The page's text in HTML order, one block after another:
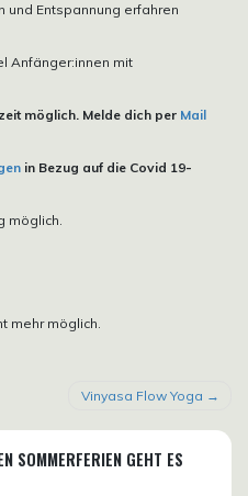
und Entspannung erfahren
Anfänger:innen mit
möglich. Melde dich per Mail
in Bezug auf die Covid 19-
möglich.
mehr möglich.
Vinyasa Flow Yoga
SOMMERFERIEN GEHT ES